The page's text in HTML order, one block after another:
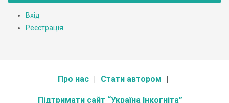
Вхід
Реєстрація
Про нас Стати автором
Підтримати сайт “Україна Інкогніта”